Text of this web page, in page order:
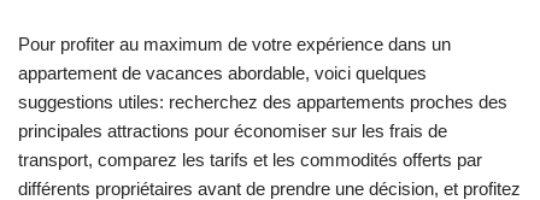
Pour profiter au maximum de votre expérience dans un
appartement de vacances abordable, voici quelques
suggestions utiles: recherchez des appartements proches des
principales attractions pour économiser sur les frais de
transport, comparez les tarifs et les commodités offerts par
différents propriétaires avant de prendre une décision, et profitez